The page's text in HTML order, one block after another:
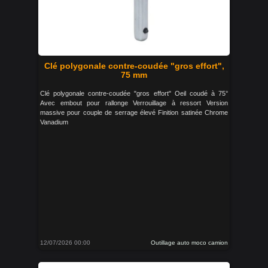
Clé polygonale contre-coudée "gros effort",
75 mm
Clé polygonale contre-coudée "gros effort" Oeil coudé à 75°
Avec embout pour rallonge Verrouillage à ressort Version
massive pour couple de serrage élevé Finition satinée Chrome
Vanadium
12/07/2026 00:00 Outillage auto moco camion